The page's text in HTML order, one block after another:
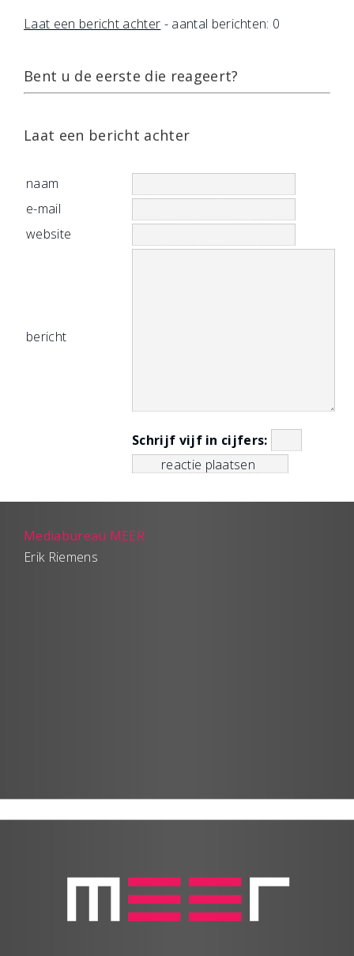
Laat een bericht achter - aantal berichten: 0
Bent u de eerste die reageert?
Laat een bericht achter
naam
e-mail
website
bericht
Schrijf vijf in cijfers:
Mediabureau MEER
Erik Riemens